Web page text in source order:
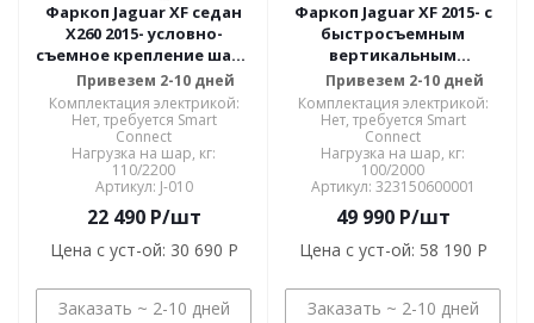
Фаркоп Jaguar XF седан
X260 2015- условно-
съемное крепление шара
J-010
Привезем 2-10 дней
Комплектация электрикой:
Нет, требуется Smart
Connect
Нагрузка на шар, кг:
110/2200
Артикул: J-010
22 490P/шт
Цена с уст-ой: 30 690 P
Заказать ~ 2-10 дней
Фаркоп Jaguar XF 2015- с
быстросъемным
вертикальным
креплением шара на
ключе 323150600001
Привезем 2-10 дней
Комплектация электрикой:
Нет, требуется Smart
Connect
Нагрузка на шар, кг:
100/2000
Артикул: 323150600001
49 990P/шт
Цена с уст-ой: 58 190 P
Заказать ~ 2-10 дней